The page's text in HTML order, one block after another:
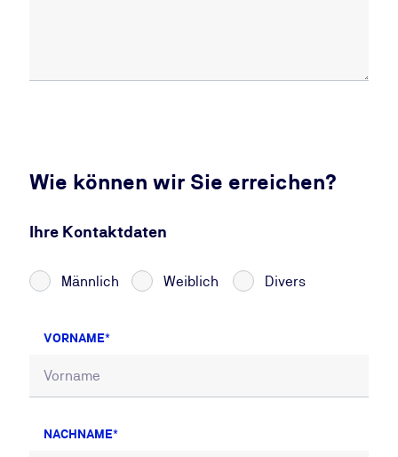
Wie können wir Sie erreichen?
Ihre Kontaktdaten
Männlich Weiblich Divers
VORNAME
NACHNAME